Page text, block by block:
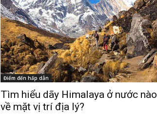
Điểm đến hấp dẫn
Tìm hiểu dãy Himalaya ở nước nào
về mặt vị trí địa lý?